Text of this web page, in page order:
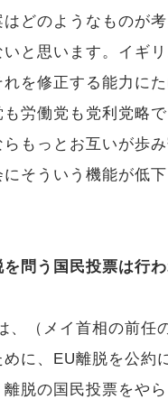
はどのようなものが
いと思います。イギ
を修正する能力に
労働党も党利党略
もっとお互いが歩
そういう機能が低
問う国民投票は行
、（メイ首相の前任
に、EU離脱を公約
脱の国民投票をや